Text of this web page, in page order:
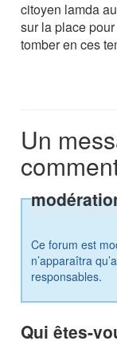
citoyen lamda
sur la place
tomber en ces
Un
Ce forum est
n’apparaîtra
responsables.
Qui êtes-